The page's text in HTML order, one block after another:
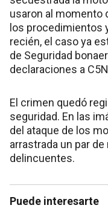
usaron al momento
los procedimientos
recién, el caso ya
de Seguridad
declaraciones a
El crimen quedó
seguridad. En las
del ataque de los
arrastrada un par
delincuentes.
Puede interesarte